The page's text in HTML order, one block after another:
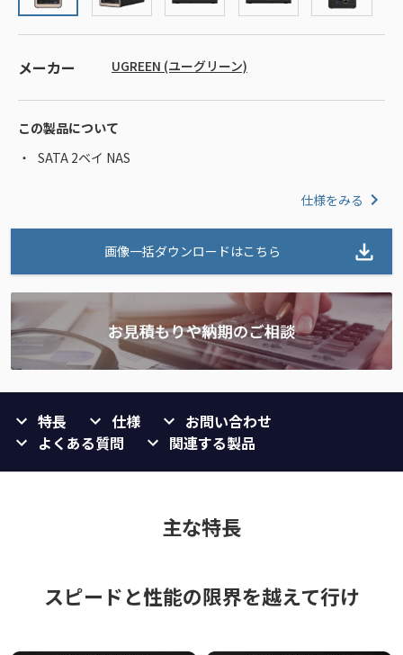
メーカー UGREEN (ユーグリーン)
この製品について
SATA 2ベイ NAS
仕様をみる
画像一括ダウンロードはこちら
特長 仕様
お問い合わせ
よくある質問
関連する製品
主な特長
スピードと性能の限界を越えて行け